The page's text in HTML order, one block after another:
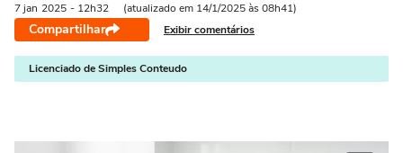
7 jan 2025 - 12h32 (atualizado em 14/1/2025 às 08h41)
Compartilhar Exibir comentários
Licenciado de Simples Conteudo